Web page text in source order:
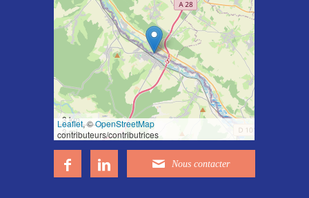
3 km
3 mi
Leaflet, ©OpenStreetMap
contributeurs/contributrices